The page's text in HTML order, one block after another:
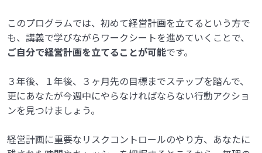
このプログラムでは、初めて経営計画を立てるという方で
も、講義で学びながらワークシートを進めていくことで、
ご自分で経営計画を立てることが可能です。
３年後、１年後、３ヶ月先の目標までステップを踏んで、
更にあなたが今週中にやらなければならない行動アクショ
ンを見つけましょう。
経営計画に重要なリスクコントロールのやり方、あなたに